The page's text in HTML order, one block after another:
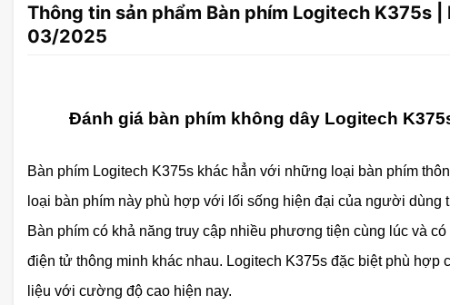
Thông tin sản phẩm Bàn phím Logitech K375s |
03/2025
Đánh giá bàn phím không dây Logitech
Bàn phím Logitech K375s khác hẳn với những loại bàn phím
loại bàn phím này phù hợp với lối sống hiện đại của người dùng
Bàn phím có khả năng truy cập nhiều phương tiện cùng lúc và
điện tử thông minh khác nhau. Logitech K375s đặc biệt phù hợp
liệu với cường độ cao hiện nay.